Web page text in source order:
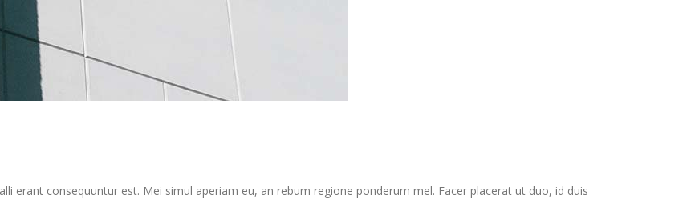
erant consequuntur est. Mei simul aperiam eu, an rebum regione ponderum mel. Facer placerat ut duo, id duis